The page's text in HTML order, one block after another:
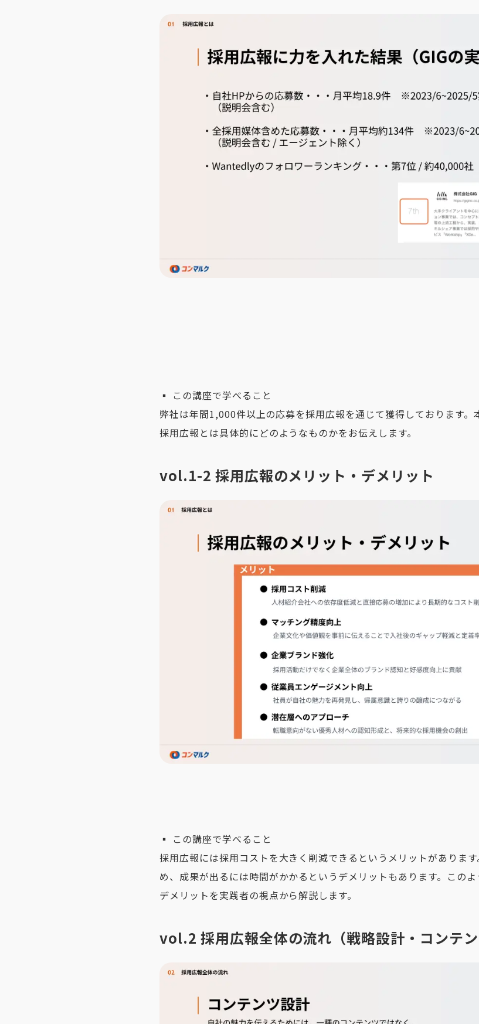
▪️ この講座で学べること
弊社は年間1,000件以上の応募を採用広報を通じて獲得しております。
採用広報とは具体的にどのようなものかをお伝えします。
vol.1-2 採用広報のメリット・デメリット
▪️ この講座で学べること
採用広報には採用コストを大きく削減できるというメリットがありま
め、成果が出るには時間がかかるというデメリットもあります。この
デメリットを実践者の視点から解説します。
vol.2 採用広報全体の流れ（戦略設計・コンテン